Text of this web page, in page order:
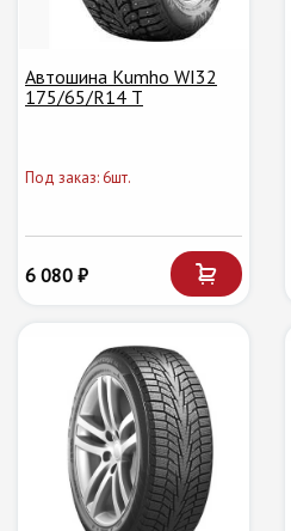
Автошина Kumho WI32
175/65/R14 T
Под заказ: 6шт.
6 080 ₽